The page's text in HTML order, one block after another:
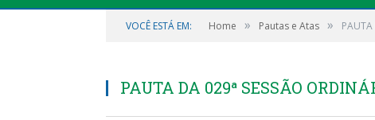
VOCÊ ESTÁ EM: Home » Pautas e Atas » PAUTA
PAUTA DA 029ª SESSÃO